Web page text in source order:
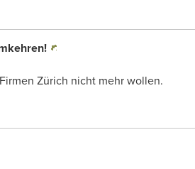
Zürich nicht mehr wollen.